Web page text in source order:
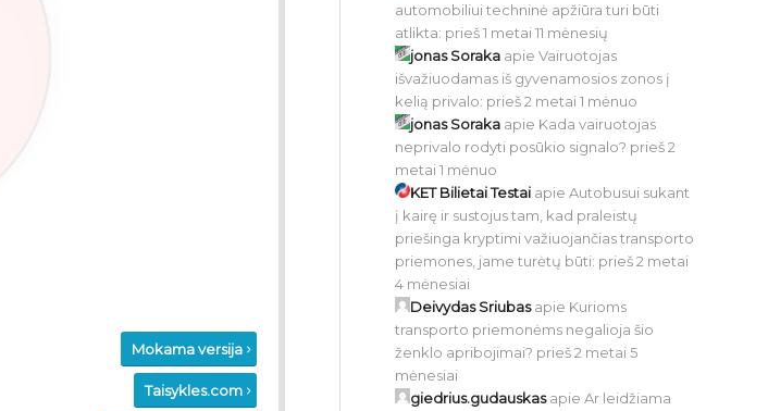
Mokama versija
Taisykles.com
automobiliui techninė apžiūra turi būti
atlikta: prieš 1 metai 11 mėnesių
jonas Soraka apieVairuotojas
išvažiuodamas iš gyvenamosios zonos į
kelią privalo: prieš 2 metai 1 mėnuo
jonas Soraka apie Kada vairuotojas
neprivalo rodyti posūkio signalo? prieš 2
metai 1 mėnuo
KET Bilietai Testai apieAutobusui sukant
į kairę ir sustojus tam, kad praleistų
priešinga kryptimi važiuojančias transporto
priemones, jame turėtų būti: prieš 2 metai
4 mėnesiai
Deivydas Sriubasapie Kurioms
transporto priemonėms negalioja šio
ženklo apribojimai? prieš 2 metai 5
mėnesiai
giedrius.gudauskasapieAr leidžiama